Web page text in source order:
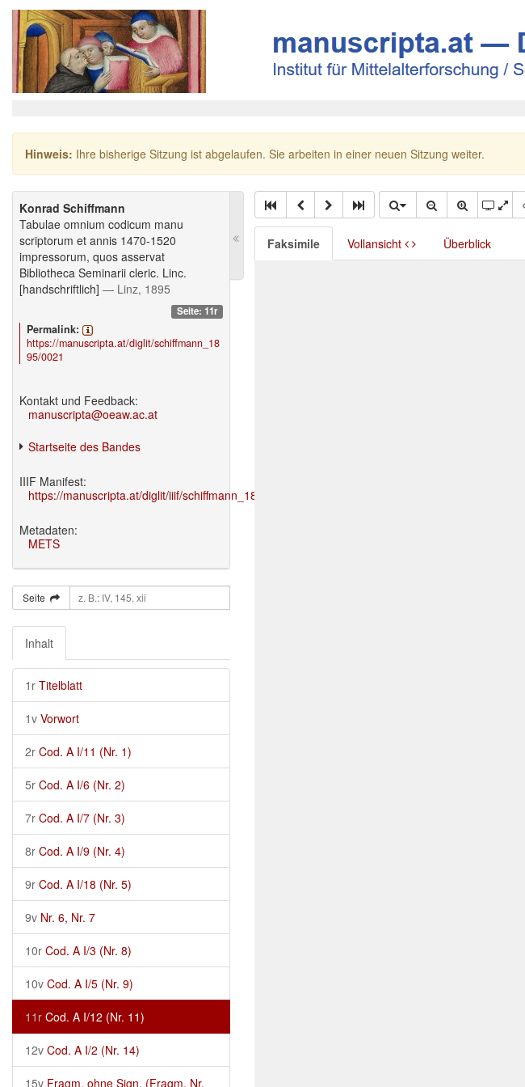
Hinweis: Ihre bisherige Sitzung ist abgelaufen. Sie arbeiten in einer neuen Sitzung weiter.
Konrad Schiffmann
Tabulae omnium codicum manu
scriptorum et annis 1470-1520
impressorum, quos asservat
Bibliotheca Seminarii cleric. Linc.
[handschriftlich] — Linz, 1895
Seite: 11r
Permalink:
https://manuscripta.at/diglit/schiffmann_18
95/0021
Kontakt und Feedback:
manuscripta@oeaw.ac.at
Startseite des Bandes
IIIF Manifest:
https://manuscripta.at/diglit/iiif/schiffmann_1895/manifest.json
Metadaten:
METS
Seite
Inhalt
1r Titelblatt
1v Vorwort
2r Cod. A I/11 (Nr. 1)
5r Cod. A I/6 (Nr. 2)
7r Cod. A I/7 (Nr. 3)
8r Cod. A I/9 (Nr. 4)
9r Cod. A I/18 (Nr. 5)
9v Nr. 6, Nr. 7
10r Cod. A I/3 (Nr. 8)
10v Cod. A I/5 (Nr. 9)
11r Cod. A I/12 (Nr. 11)
12v Cod. A I/2 (Nr. 14)
15v Fragm. ohne Sign. (Fragm. Nr.
Faksimile Vollansicht Überblick